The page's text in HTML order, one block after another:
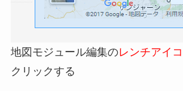
地図モジュール編集のレンチアイ
クリックする